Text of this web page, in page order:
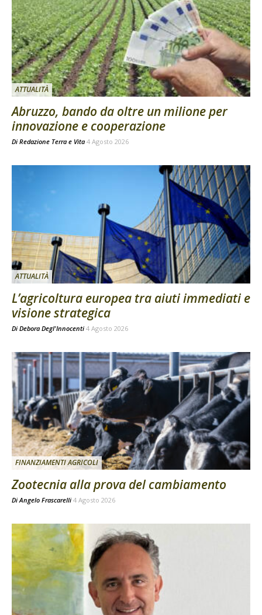
ATTUALITÀ
Abruzzo, bando da oltre un milione per
innovazione e cooperazione
Di Redazione Terra e Vita 4 Agosto 2026
ATTUALITÀ
L’agricoltura europea tra aiuti immediati e
visione strategica
Di Debora Degl'Innocenti 4 Agosto 2026
FINANZIAMENTI AGRICOLI
Zootecnia alla prova del cambiamento
DiAngelo Frascarelli 4 Agosto 2026